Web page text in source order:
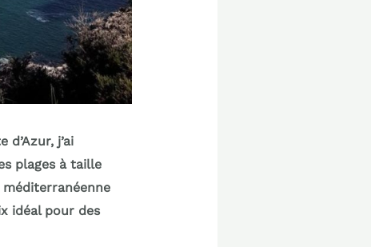
j’ai
plages à taille
idéal pour des